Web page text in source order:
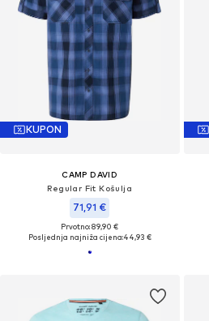
KUPON
CAMP DAVID
Regular Fit Košulja
71,91 €
Prvotno: 89,90 €
Posljednja najniža cijena:44,93 €